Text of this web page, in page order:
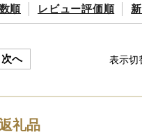
順 レビュー評価順
次へ 表示切
礼品